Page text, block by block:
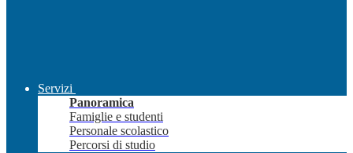
Servizi
Panoramica
Famiglie e studenti
Personale scolastico
Percorsi di studio